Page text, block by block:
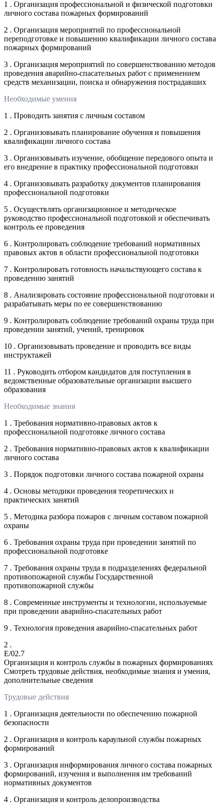
1 . Организация профессиональной и физической подготовки
личного состава пожарных формирований
2 . Организация мероприятий по профессиональной
переподготовке и повышению квалификации личного состава
пожарных формирований
3 . Организация мероприятий по совершенствованию методов
проведения аварийно-спасательных работ с применением
средств механизации, поиска и обнаружения пострадавших
Необходимые умения
1 . Проводить занятия с личным составом
2 . Организовывать планирование обучения и повышения
квалификации личного состава
3 . Организовывать изучение, обобщение передового опыта и
его внедрение в практику профессиональной подготовки
4 . Организовывать разработку документов планирования
профессиональной подготовки
5 . Осуществлять организационное и методическое
руководство профессиональной подготовкой и обеспечивать
контроль ее проведения
6 . Контролировать соблюдение требований нормативных
правовых актов в области профессиональной подготовки
7 . Контролировать готовность начальствующего состава к
проведению занятий
8 . Анализировать состояние профессиональной подготовки и
разрабатывать меры по ее совершенствованию
9 . Контролировать соблюдение требований охраны труда при
проведении занятий, учений, тренировок
10 . Организовывать проведение и проводить все виды
инструктажей
11 . Руководить отбором кандидатов для поступления в
ведомственные образовательные организации высшего
образования
Необходимые знания
1 . Требования нормативно-правовых актов к
профессиональной подготовке личного состава
2 . Требования нормативно-правовых актов к квалификации
личного состава
3 . Порядок подготовки личного состава пожарной охраны
4 . Основы методики проведения теоретических и
практических занятий
5 . Методика разбора пожаров с личным составом пожарной
охраны
6 . Требования охраны труда при проведении занятий по
профессиональной подготовке
7 . Требования охраны труда в подразделениях федеральной
противопожарной службы Государственной
противопожарной службы
8 . Современные инструменты и технологии, используемые
при проведении аварийно-спасательных работ
9 . Технология проведения аварийно-спасательных работ
2 .
E/02.7
Организация и контроль службы в пожарных формированиях
Смотреть трудовые действия, необходимые знания и умения,
дополнительные сведения
Трудовые действия
1 . Организация деятельности по обеспечению пожарной
безопасности
2 . Организация и контроль караульной службы пожарных
формирований
3 . Организация информирования личного состава пожарных
формирований, изучения и выполнения им требований
нормативных документов
4 . Организация и контроль делопроизводства